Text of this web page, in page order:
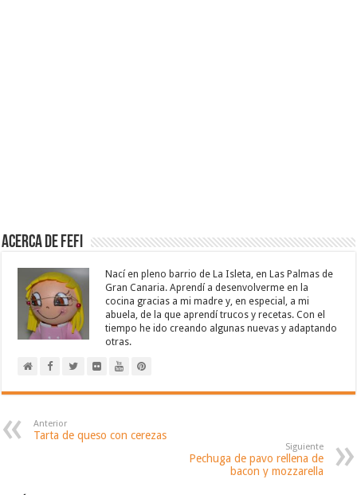
Acerca de Fefi
Nací en pleno barrio de La Isleta, en Las Palmas de
Gran Canaria. Aprendí a desenvolverme en la
cocina gracias a mi madre y, en especial, a mi
abuela, de la que aprendí trucos y recetas. Con el
tiempo he ido creando algunas nuevas y adaptando
otras.
Anterior
Tarta de queso con cerezas
Siguiente
Pechuga de pavo rellena de
bacon y mozzarella